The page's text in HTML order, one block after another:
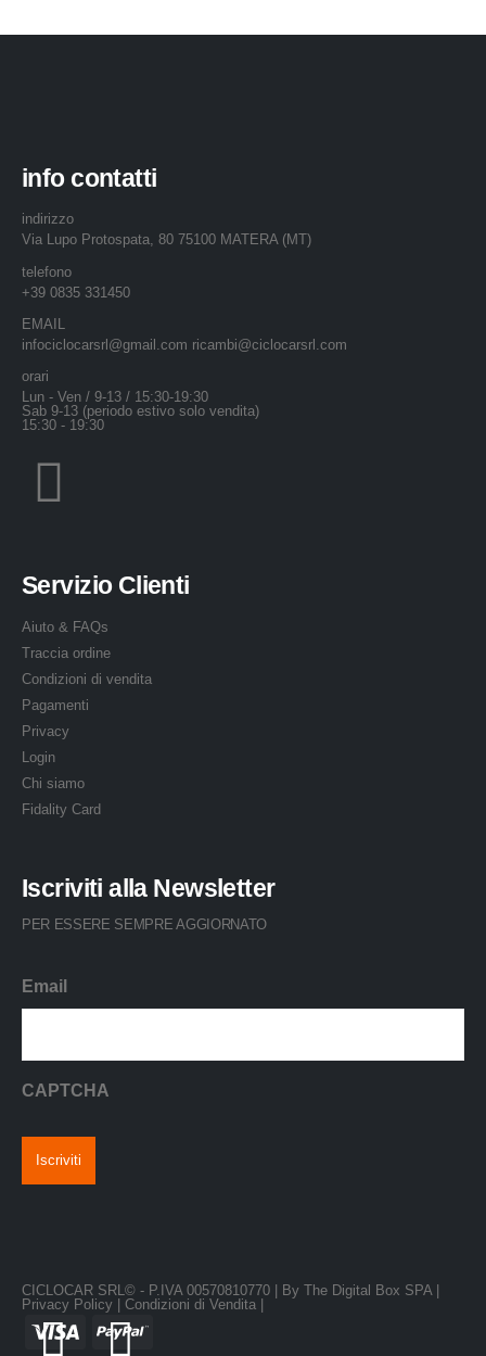
info contatti
indirizzo
Via Lupo Protospata, 80 75100 MATERA (MT)
telefono
+39 0835 331450
EMAIL
infociclocarsrl@gmail.com ricambi@ciclocarsrl.com
orari
Lun - Ven / 9-13 / 15:30-19:30
Sab 9-13 (periodo estivo solo vendita)
15:30 - 19:30
Servizio Clienti
Aiuto & FAQs
Traccia ordine
Condizioni di vendita
Pagamenti
Privacy
Login
Chi siamo
Fidality Card
Iscriviti alla Newsletter
PER ESSERE SEMPRE AGGIORNATO
Email
CAPTCHA
CICLOCAR SRL© - P.IVA 00570810770 | By The Digital Box SPA
Privacy Policy
Condizioni di Vendita |